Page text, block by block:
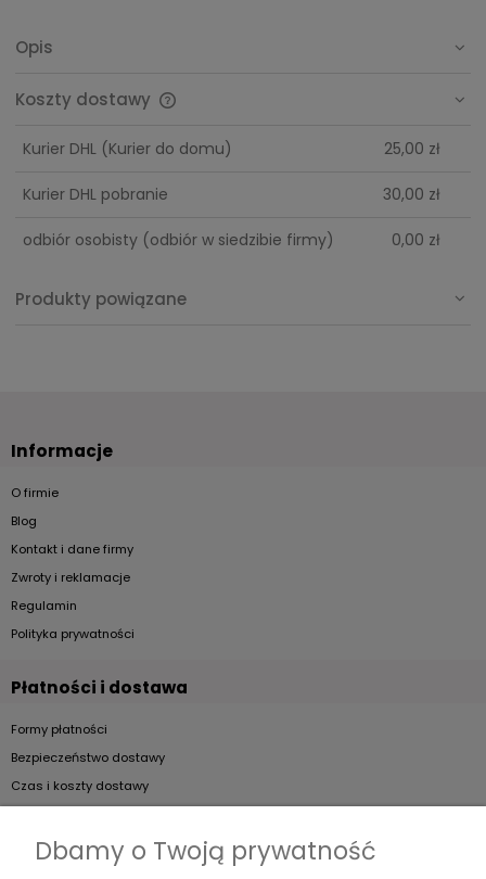
Opis
Koszty dostawy
Kurier DHL (Kurier do domu) 25,00 zł
Kurier DHL pobranie 30,00 zł
odbiór osobisty (odbiór w siedzibie firmy) 0,00 zł
Produkty powiązane
Informacje
O firmie
Blog
Kontakt i dane firmy
Zwroty i reklamacje
Regulamin
Polityka prywatności
Płatności i dostawa
Formy płatności
Bezpieczeństwo dostawy
Czas i koszty dostawy
Artykuły
Dbamy o Twoją prywatność